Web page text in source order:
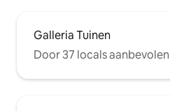
Galleria Tuinen
Door 37 locals aanbevolen